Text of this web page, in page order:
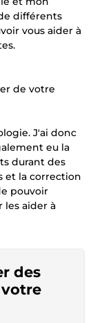
différents
vous aider à
de votre
J'ai donc
eu la
durant des
et la correction
pouvoir
les aider à
des